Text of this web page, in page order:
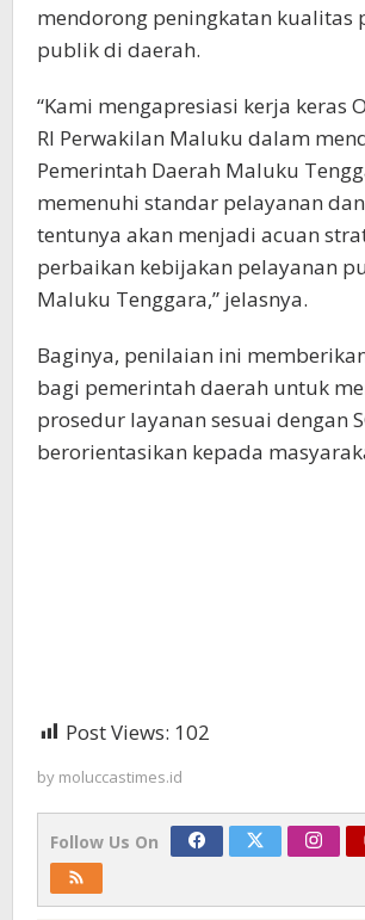
mendorong peningkatan kualitas
publik di daerah.
“Kami mengapresiasi kerja keras
RI Perwakilan Maluku dalam
Pemerintah Daerah Maluku
memenuhi standar pelayanan
tentunya akan menjadi acuan
perbaikan kebijakan pelayanan
Maluku Tenggara,” jelasnya.
Baginya, penilaian ini
bagi pemerintah daerah untuk
prosedur layanan sesuai dengan
berorientasikan kepada
Post Views: 102
by moluccastimes.id
Follow Us On